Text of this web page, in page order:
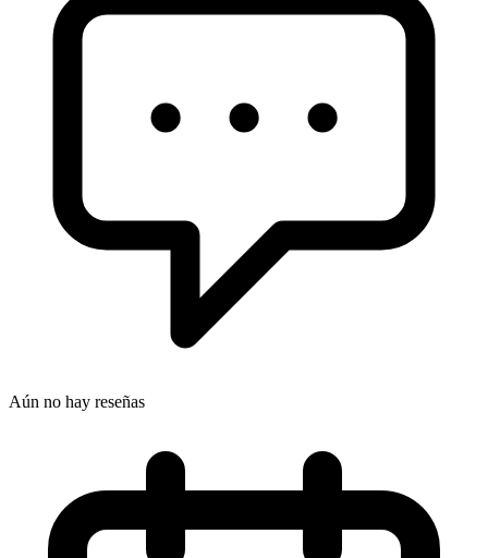
Aún no hay reseñas